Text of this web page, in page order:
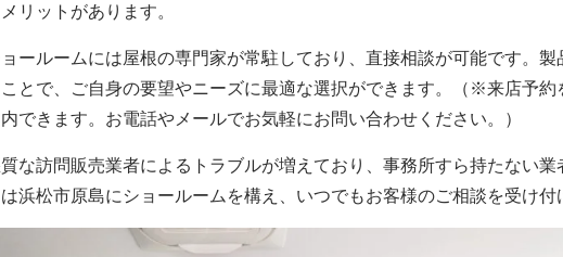
リットがあります。
ールームには屋根の専門家が常駐しており、直接相談が可能です。
とで、ご自身の要望やニーズに最適な選択ができます。（※来店予約
できます。お電話やメールでお気軽にお問い合わせください。）
な訪問販売業者によるトラブルが増えており、事務所すら持たない
浜松市原島にショールームを構え、いつでもお客様のご相談を受け付